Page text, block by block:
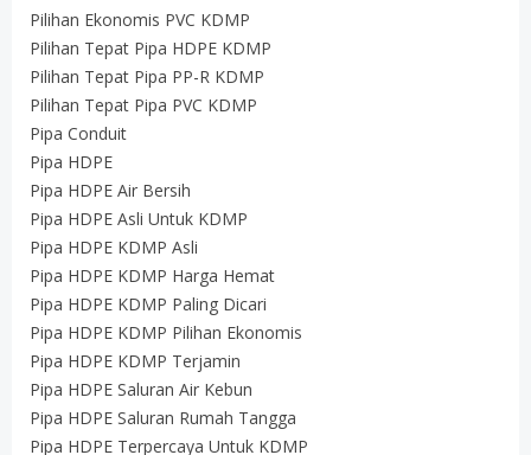
Pilihan Ekonomis PVC KDMP
Pilihan Tepat Pipa HDPE KDMP
Pilihan Tepat Pipa PP-R KDMP
Pilihan Tepat Pipa PVC KDMP
Pipa Conduit
Pipa HDPE
Pipa HDPE Air Bersih
Pipa HDPE Asli Untuk KDMP
Pipa HDPE KDMP Asli
Pipa HDPE KDMP Harga Hemat
Pipa HDPE KDMP Paling Dicari
Pipa HDPE KDMP Pilihan Ekonomis
Pipa HDPE KDMP Terjamin
Pipa HDPE Saluran Air Kebun
Pipa HDPE Saluran Rumah Tangga
Pipa HDPE Terpercaya Untuk KDMP